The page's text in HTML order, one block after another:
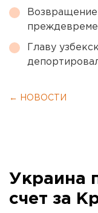
Возвращение
Главу
← НОВОСТИ
Украина
счет за